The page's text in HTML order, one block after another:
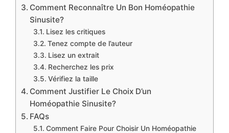
Comment Reconnaître Un Bon Homéopathie
Sinusite?
Lisez les critiques
Tenez compte de l’auteur
Lisez un extrait
Recherchez les prix
Vérifiez la taille
Comment Justifier Le Choix D’un
Homéopathie Sinusite?
FAQs
Comment Faire Pour Choisir Un Homéopathie